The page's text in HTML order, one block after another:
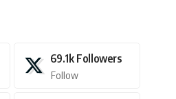
69.1k Followers
Follow